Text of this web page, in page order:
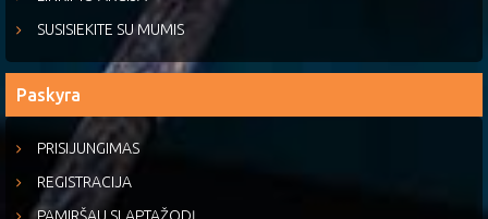
SUSISIEKITE SU MUMIS
Paskyra
PRISIJUNGIMAS
REGISTRACIJA